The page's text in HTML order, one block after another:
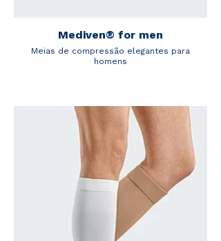
Mediven® for men
Meias de compressão elegantes para
homens